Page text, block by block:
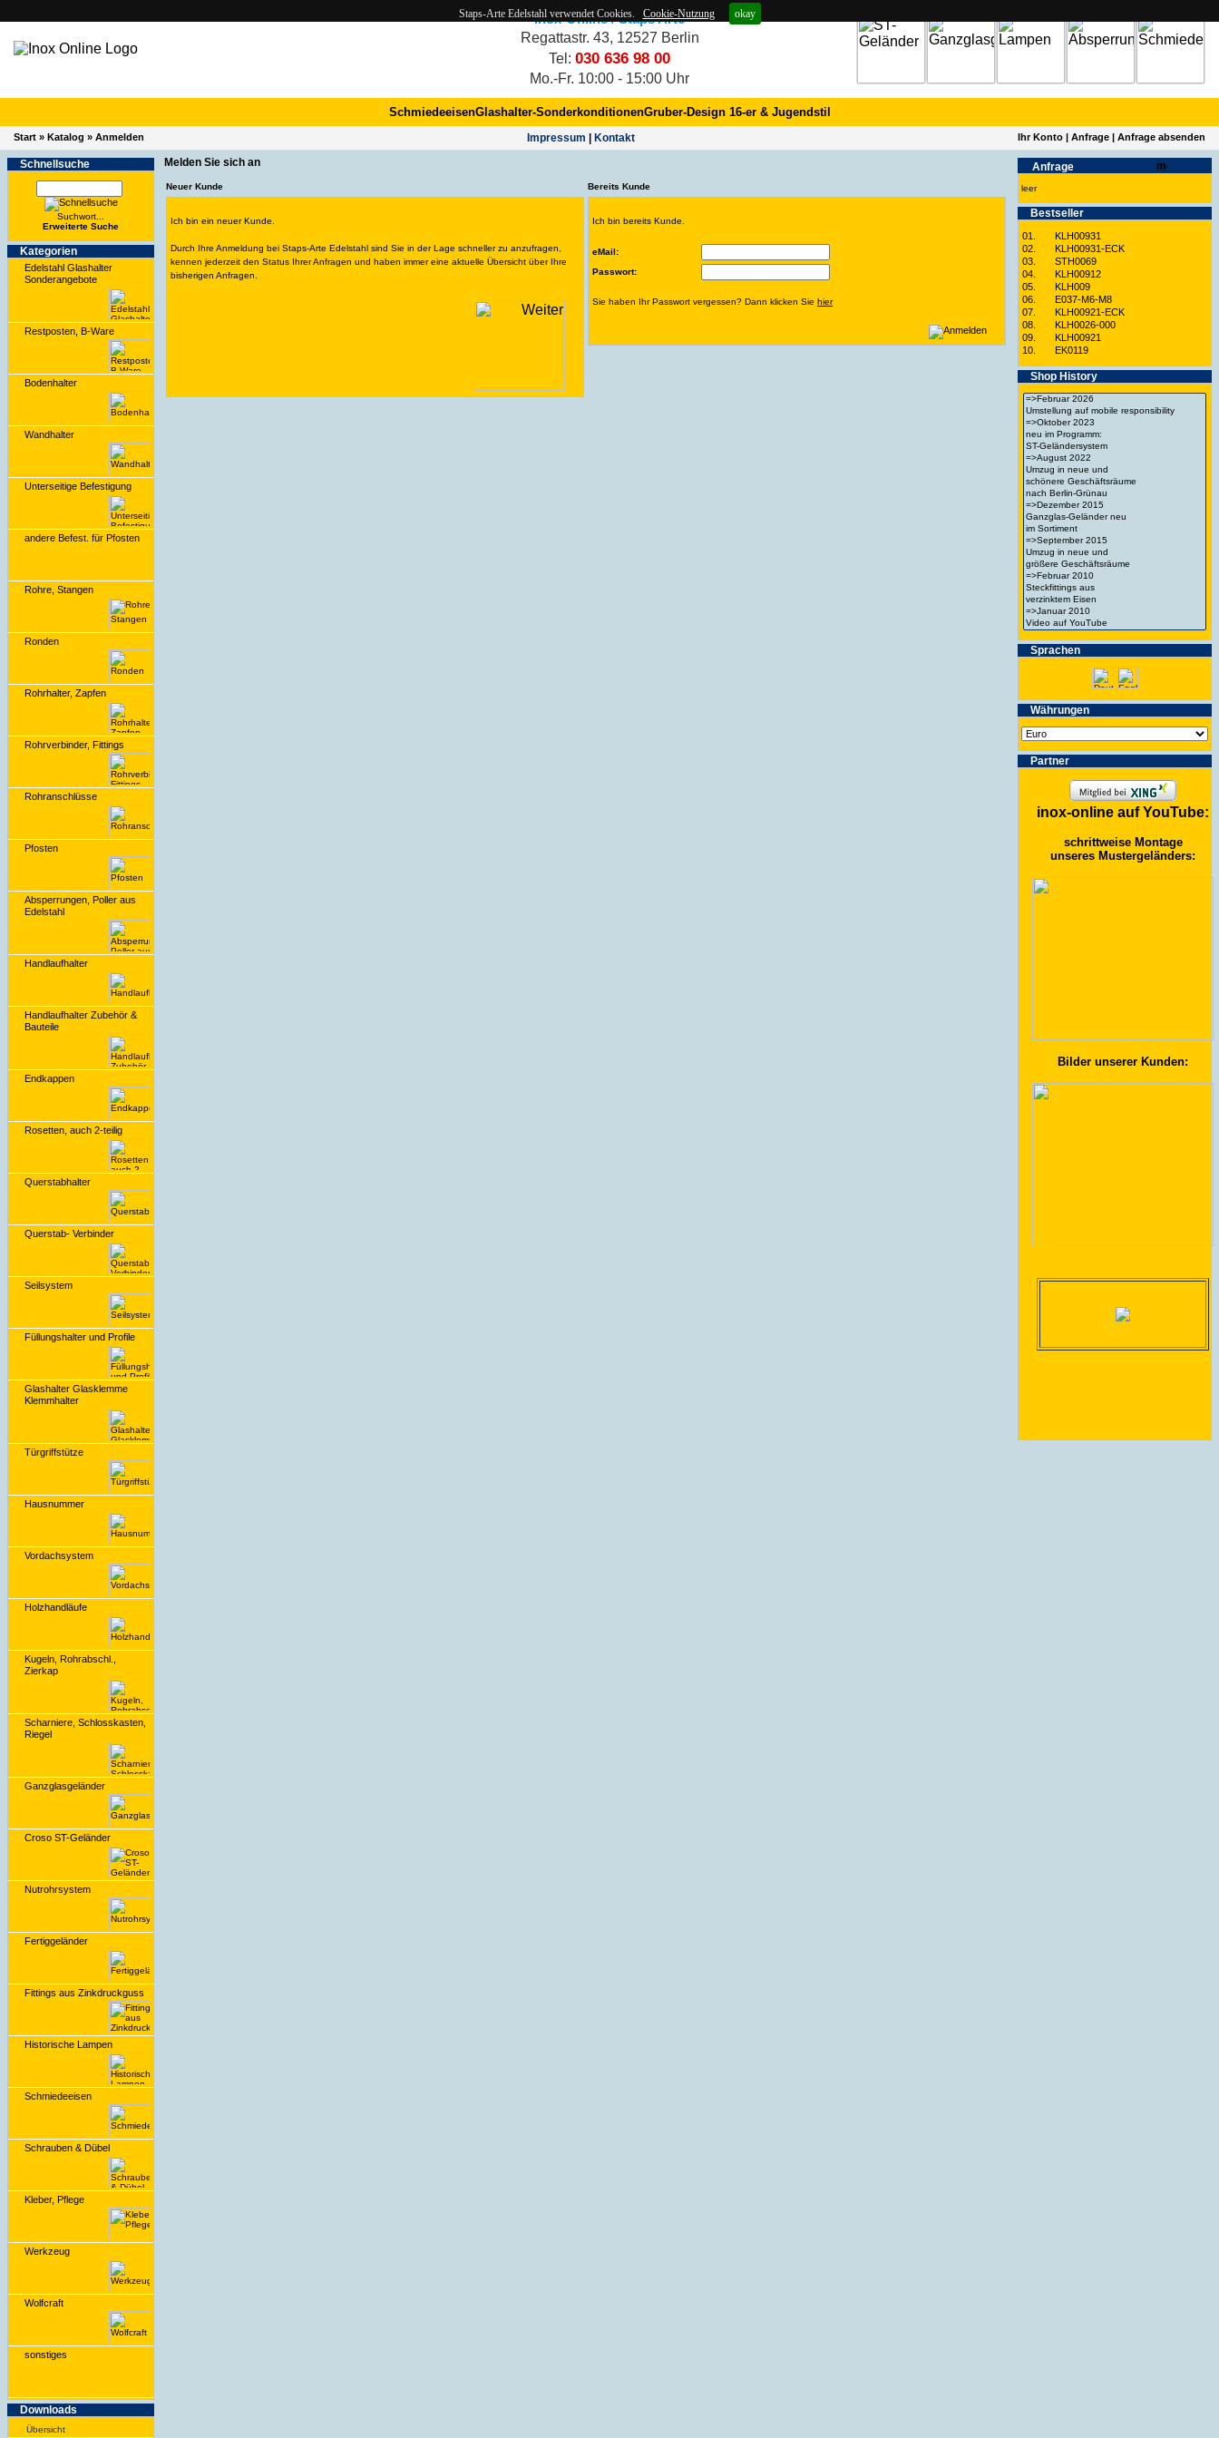
Staps-Arte Edelstahl verwendet Cookies. Cookie-Nutzung okay
Inox-Online / Staps Arte
Regattastr. 43, 12527 Berlin
Tel: 030 636 98 00
Mo.-Fr. 10:00 - 15:00 Uhr
SchmiedeeisenGlashalter-SonderkonditionenGruber-Design 16-er & Jugendstil
Start » Katalog » Anmelden Impres­sum Kontakt Ihr Konto | Anfrage | Anfrage absenden
Schnell­suche
Suchwort...
Erwei­terte Suche
Kate­gorien
Edelstahl Glashalter
Sonderangebote
Restposten, B-Ware
Bodenhalter
Wandhalter
Unterseitige Befestigung
andere Befest. für Pfosten
Rohre, Stangen
Ronden
Rohrhalter, Zapfen
Rohrverbinder, Fittings
Rohranschlüsse
Pfosten
Absperrungen, Poller aus
Edelstahl
Handlaufhalter
Handlaufhalter Zubehör &
Bauteile
Endkappen
Rosetten, auch 2-teilig
Querstabhalter
Querstab- Verbinder
Seilsystem
Füllungshalter und Profile
Glashalter Glasklemme
Klemmhalter
Türgriffstütze
Hausnummer
Vordachsystem
Holzhandläufe
Kugeln, Rohrabschl.,
Zierkap
Scharniere, Schlosskasten,
Riegel
Ganzglasgeländer
Croso ST-Geländer
Nutrohrsystem
Fertiggeländer
Fittings aus Zinkdruckguss
Historische Lampen
Schmiedeeisen
Schrauben & Dübel
Kleber, Pflege
Werkzeug
Wolfcraft
sonstiges
Downloads
Übersicht
Melden Sie sich an
Neuer Kunde Bereits Kunde
Ich bin ein neuer Kunde.
Durch Ihre Anmeldung bei Staps-Arte Edelstahl sind Sie in der Lage schneller zu anzufragen,
kennen jederzeit den Status Ihrer Anfragen und haben immer eine aktuelle Übersicht über Ihre
bisherigen Anfragen.
Ich bin bereits Kunde.
eMail:
Passwort:
Sie haben Ihr Passwort vergessen? Dann klicken Sie hier
Anfrage
leer
Best­seller
01.
KLH00931
02.
KLH00931-ECK
03.
STH0069
04.
KLH00912
05.
KLH009
06.
E037-M6-M8
07.
KLH00921-ECK
08.
KLH0026-000
09.
KLH00921
10.
EK0119
Shop History
Spra­chen
Wäh­run­gen
Partner
inox-online auf YouTube:
schrittweise Montage
unseres Mustergeländers:
Bilder unserer Kunden: